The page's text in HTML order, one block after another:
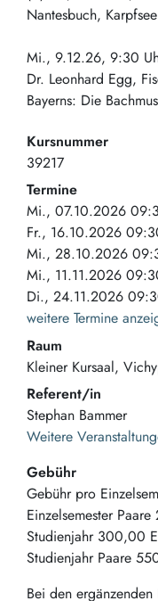
Nantesbuch, Karpfsee
Mi., 9.12.26, 9:30
Dr. Leonhard Egg,
Bayerns: Die
Kursnummer
39217
Termine
Mi., 07.10.2026
Fr., 16.10.2026
Mi., 28.10.2026
Mi., 11.11.2026
Di., 24.11.2026
weitere Termine
Raum
Kleiner Kursaal
Referent/in
Stephan Bammer
Weitere
Gebühr
Gebühr pro
Einzelsemester Paare
Studienjahr 300,00
Studienjahr Paare
Bei den